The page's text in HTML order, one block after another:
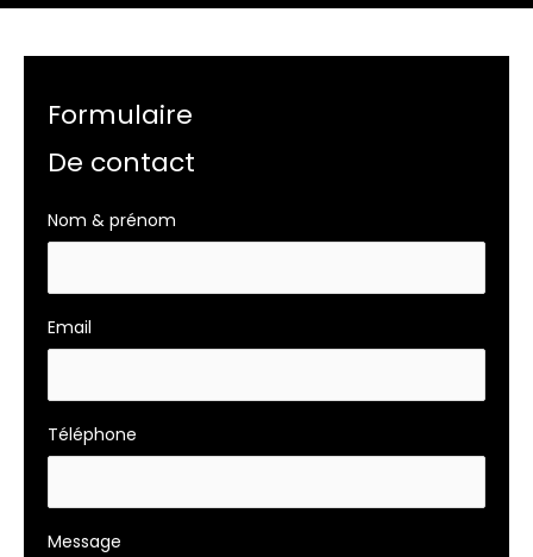
Formulaire
De contact
Formulaire
page
Nom & prénom
Email
Téléphone
Message